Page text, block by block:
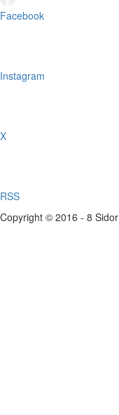
Facebook
Instagram
X
RSS
Copyright © 2016 - 8 Sidor